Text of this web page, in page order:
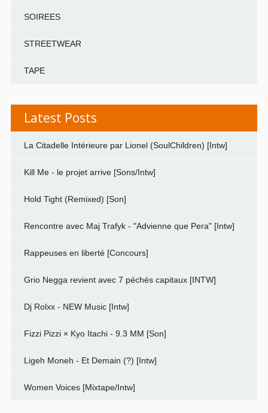
SOIREES
STREETWEAR
TAPE
Latest Posts
La Citadelle Intérieure par Lionel (SoulChildren) [Intw]
Kill Me - le projet arrive [Sons/Intw]
Hold Tight (Remixed) [Son]
Rencontre avec Maj Trafyk - "Advienne que Pera" [Intw]
Rappeuses en liberté [Concours]
Grio Negga revient avec 7 péchés capitaux [INTW]
Dj Rolxx - NEW Music [Intw]
Fizzi Pizzi × Kyo Itachi - 9.3 MM [Son]
Ligeh Moneh - Et Demain (?) [Intw]
Women Voices [Mixtape/Intw]